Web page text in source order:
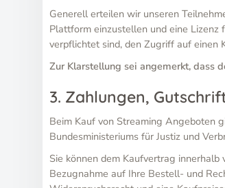
Generell erteilen wir unseren
Plattform einzustellen und eine
verpflichtet sind, den Zugriff auf einen
Zur Klarstellung sei angemerkt, dass
3. Zahlungen,
Beim Kauf von Streaming Angeboten
Bundesministeriums für Justiz und
Sie können dem Kaufvertrag
Bezugnahme auf Ihre Bestell- und